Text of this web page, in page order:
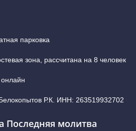
парковка
зона, рассчитана на 8 человек
Р.К. ИНН: 263519932702
Последняя молитва